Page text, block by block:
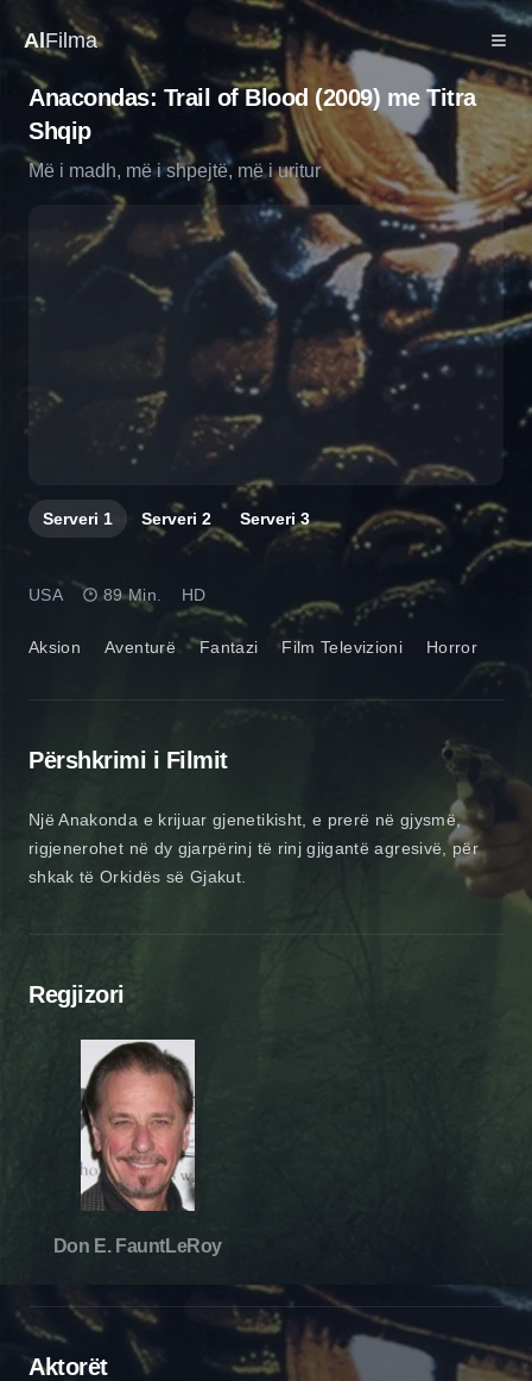
AlFilma
Anacondas: Trail of Blood (2009) me Titra
Shqip
Më i madh, më i shpejtë, më i uritur
Serveri 1 Serveri 2 Serveri3
Aksion Aventurë Fantazi Film Televizioni Horror
USA 89 Min. HD
Përshkrimi i Filmit
Një Anakonda e krijuar gjenetikisht, e prerë në gjysmë,
rigjenerohet në dy gjarpërinj të rinj gjigantë agresivë, për
shkak të Orkidës së Gjakut.
Regjizori
Don E. FauntLeRoy
Aktorët